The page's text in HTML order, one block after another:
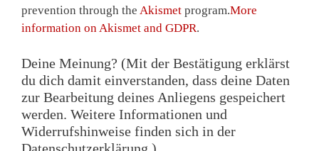
prevention through the Akismet program.More
information on Akismet and GDPR.
Deine Meinung? (Mit der Bestätigung erklärst
du dich damit einverstanden, dass deine Daten
zur Bearbeitung deines Anliegens gespeichert
werden. Weitere Informationen und
Widerrufshinweise finden sich in der